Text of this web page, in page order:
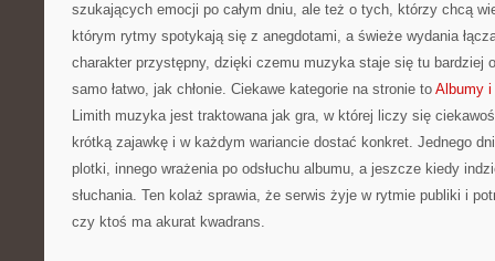
szukających emocji po całym dniu, ale też o tych, którzy chcą
którym rytmy spotykają się z anegdotami, a świeże wydania
charakter przystępny, dzięki czemu muzyka staje się tu bardziej
samo łatwo, jak chłonie. Ciekawe kategorie na stronie to Albumy i
Limith muzyka jest traktowana jak gra, w której liczy się
krótką zajawkę i w każdym wariancie dostać konkret. Jednego
plotki, innego wrażenia po odsłuchu albumu, a jeszcze kiedy
słuchania. Ten kolaż sprawia, że serwis żyje w rytmie publiki i
czy ktoś ma akurat kwadrans.